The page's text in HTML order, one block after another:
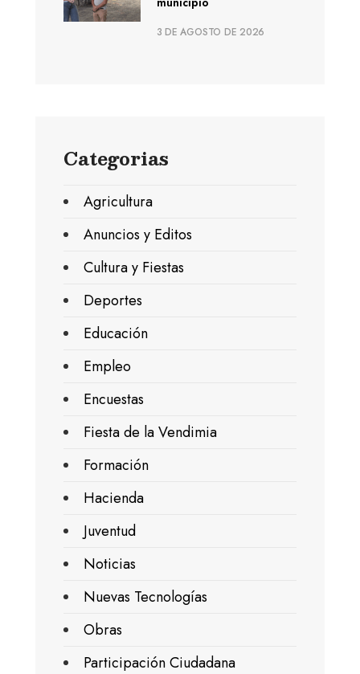
3 DE AGOSTO DE 2026
Categorias
Agricultura
Anuncios y Editos
Cultura y Fiestas
Deportes
Educación
Empleo
Encuestas
Fiesta de la Vendimia
Formación
Hacienda
Juventud
Noticias
Nuevas Tecnologías
Obras
Participación Ciudadana